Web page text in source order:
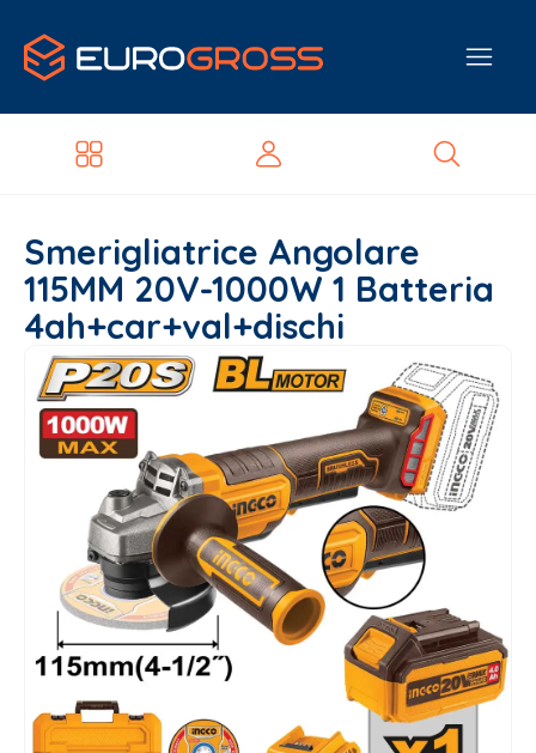
Smerigliatrice Angolare
115MM 20V-1000W 1 Batteria
4ah+car+val+dischi